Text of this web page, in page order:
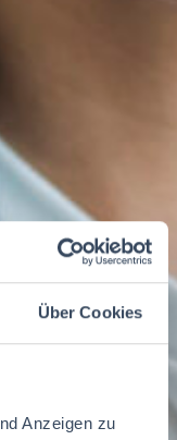
Über Cookies
Anzeigen zu